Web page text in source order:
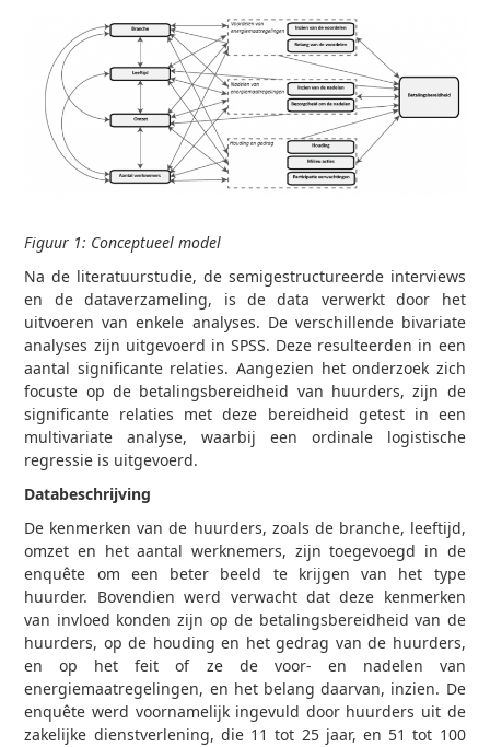
Figuur 1: Conceptueel model
Na de literatuurstudie, de semigestructureerde interviews
en de dataverzameling, is de data verwerkt door het
uitvoeren van enkele analyses. De verschillende bivariate
analyses zijn uitgevoerd in SPSS. Deze resulteerden in een
aantal significante relaties. Aangezien het onderzoek zich
focuste op de betalingsbereidheid van huurders, zijn de
significante relaties met deze bereidheid getest in een
multivariate analyse, waarbij een ordinale logistische
regressie is uitgevoerd.
Databeschrijving
De kenmerken van de huurders, zoals de branche, leeftijd,
omzet en het aantal werknemers, zijn toegevoegd in de
enquête om een beter beeld te krijgen van het type
huurder. Bovendien werd verwacht dat deze kenmerken
van invloed konden zijn op de betalingsbereidheid van de
huurders, op de houding en het gedrag van de huurders,
en op het feit of ze de voor- en nadelen van
energiemaatregelingen, en het belang daarvan, inzien. De
enquête werd voornamelijk ingevuld door huurders uit de
zakelijke dienstverlening, die 11 tot 25 jaar, en 51 tot 100